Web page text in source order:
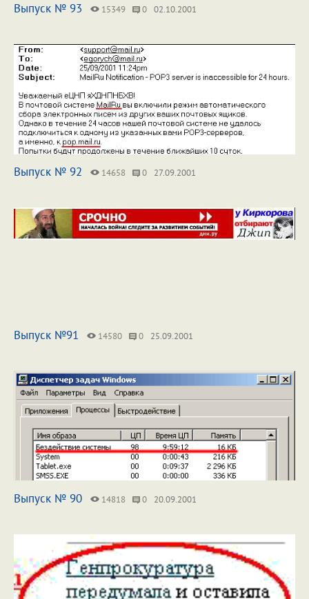
Выпуск № 93 15349 0 02.10.2001
Выпуск № 92 14658 0 27.09.2001
Выпуск №91 14580 0 25.09.2001
Выпуск № 90 14818 0 20.09.2001